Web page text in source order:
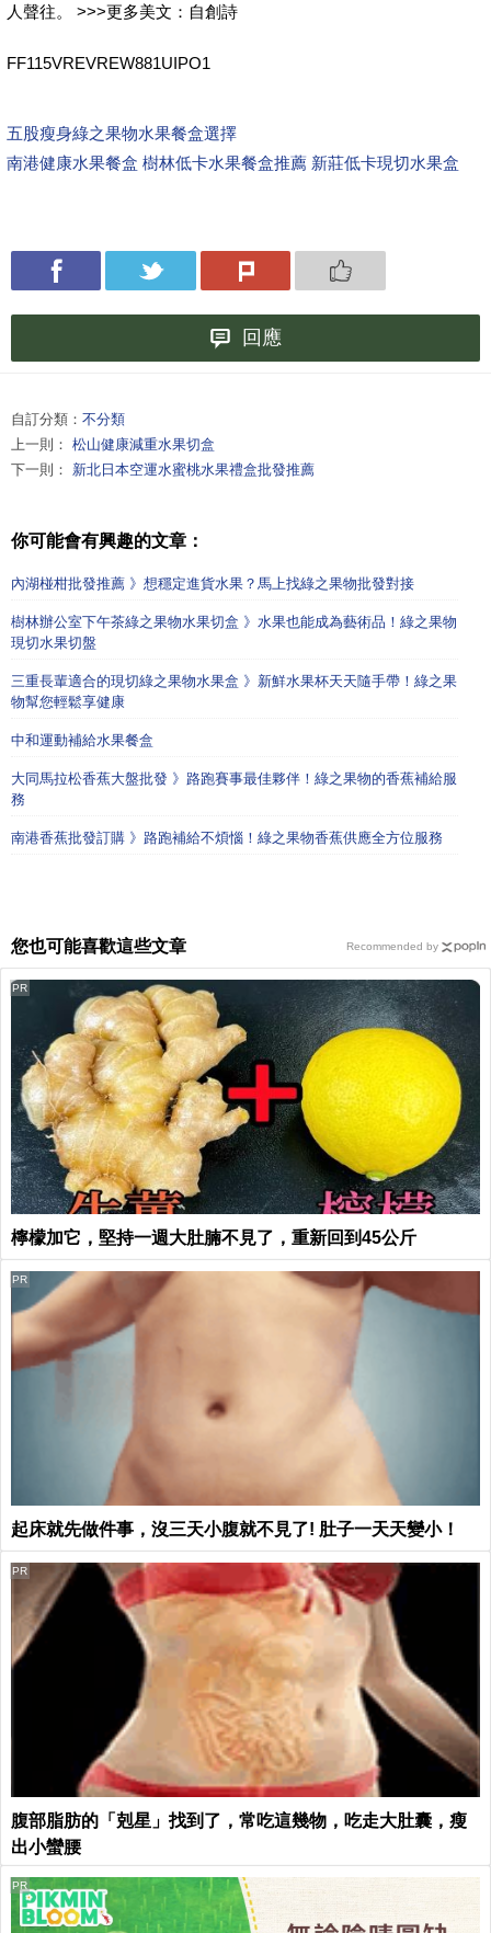
人聲往。 >>>更多美文：自創詩
FF115VREVREW881UIPO1
五股瘦身綠之果物水果餐盒選擇
南港健康水果餐盒 樹林低卡水果餐盒推薦 新莊低卡現切水果盒
回應
自訂分類： 不分類
上一則： 松山健康減重水果切盒
下一則： 新北日本空運水蜜桃水果禮盒批發推薦
你可能會有興趣的文章：
內湖椪柑批發推薦 》想穩定進貨水果？馬上找綠之果物批發對接
樹林辦公室下午茶綠之果物水果切盒 》水果也能成為藝術品！綠之果物
現切水果切盤
三重長輩適合的現切綠之果物水果盒 》新鮮水果杯天天隨手帶！綠之果
物幫您輕鬆享健康
中和運動補給水果餐盒
大同馬拉松香蕉大盤批發 》路跑賽事最佳夥伴！綠之果物的香蕉補給服
務
南港香蕉批發訂購 》路跑補給不煩惱！綠之果物香蕉供應全方位服務
您也可能喜歡這些文章
檸檬加它，堅持一週大肚腩不見了，重新回到45公斤
PR
起床就先做件事，沒三天小腹就不見了! 肚子一天天變小！
PR
腹部脂肪的「剋星」找到了，常吃這幾物，吃走大肚囊，瘦
出小蠻腰
PR
PR
Recommended by